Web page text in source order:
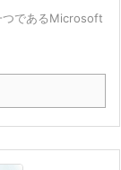
つであるMicrosoft